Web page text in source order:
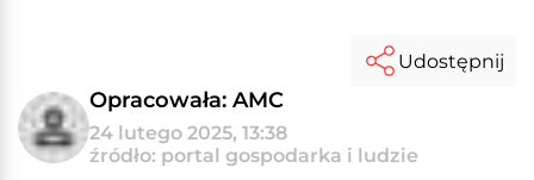
Opracowała: AMC
24 lutego 2025, 13:38
źródło: portal gospodarka i ludzie
Udostępnij